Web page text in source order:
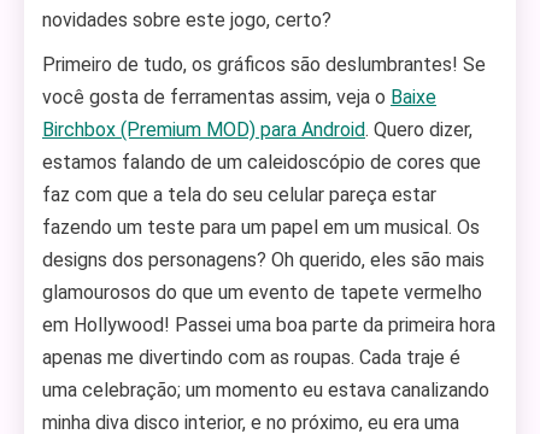
novidades sobre este jogo, certo?
Primeiro de tudo, os gráficos são deslumbrantes! Se
você gosta de ferramentas assim, veja o Baixe
Birchbox (Premium MOD) para Android. Quero dizer,
estamos falando de um caleidoscópio de cores que
faz com que a tela do seu celular pareça estar
fazendo um teste para um papel em um musical. Os
designs dos personagens? Oh querido, eles são mais
glamourosos do que um evento de tapete vermelho
em Hollywood! Passei uma boa parte da primeira hora
apenas me divertindo com as roupas. Cada traje é
uma celebração; um momento eu estava canalizando
minha diva disco interior, e no próximo, eu era uma